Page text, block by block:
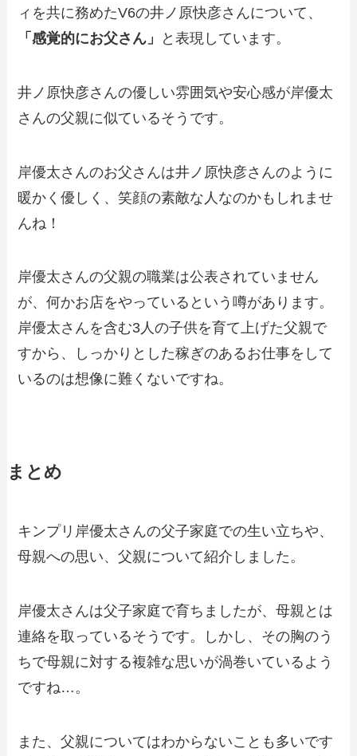
ィを共に務めたV6の井ノ原快彦さんについて、
「感覚的にお父さん」
と表現しています。
井ノ原快彦さんの優しい雰囲気や安心感が岸優太
さんの父親に似ているそうです。
岸優太さんのお父さんは井ノ原快彦さんのように
暖かく優しく、笑顔の素敵な人なのかもしれませ
んね！
岸優太さんの父親の職業は公表されていません
が、何かお店をやっているという噂があります。
岸優太さんを含む3人の子供を育て上げた父親で
すから、しっかりとした稼ぎのあるお仕事をして
いるのは想像に難くないですね。
まとめ
キンプリ岸優太さんの父子家庭での生い立ちや、
母親への思い、父親について紹介しました。
岸優太さんは父子家庭で育ちましたが、母親とは
連絡を取っているそうです。しかし、その胸のう
ちで母親に対する複雑な思いが渦巻いているよう
ですね…。
また、父親についてはわからないことも多いです